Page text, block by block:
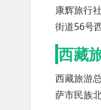
康辉旅行
街道56号
西藏
西藏旅游
萨市民族